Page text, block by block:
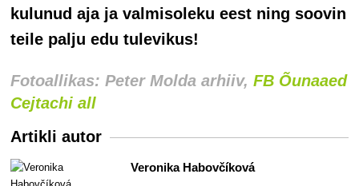
kulunud aja ja valmisoleku eest ning soovin
teile palju edu tulevikus!
Fotoallikas: Peter Molda arhiiv,FB Õunaaed
Cejtachi all
Artikli autor
Veronika Habovčíková